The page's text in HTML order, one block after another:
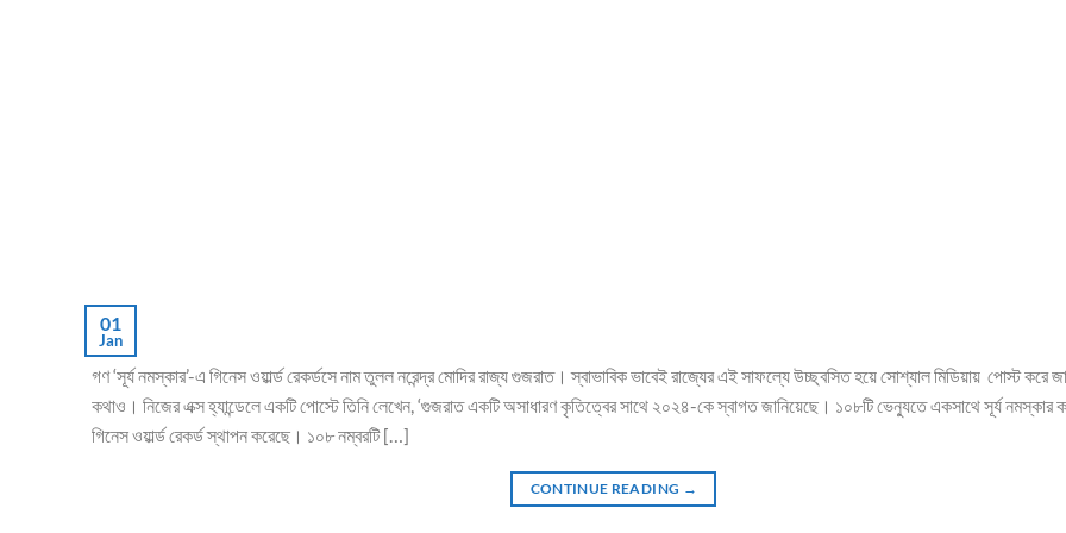
01
Jan
গণ ‘সূর্য নমস্কার’-এ গিনেস ওয়ার্ল্ড রেকর্ডসে নাম তুলল নরেন্দ্র মোদির রাজ্য গুজরাত। স্বাভাবিক ভাবেই রাজ্যের এই সাফল্যে উচ্ছ্বসিত হয়ে সোশ্যাল মিডিয়ায় পোস্ট করে
কথাও। নিজের এক্স হ্যান্ডেলে একটি পোস্টে তিনি লেখেন, ‘গুজরাত একটি অসাধারণ কৃতিত্বের সাথে ২০২৪-কে স্বাগত জানিয়েছে। ১০৮টি ভেন্যুতে একসাথে সূর্য নমস্কার
গিনেস ওয়ার্ল্ড রেকর্ড স্থাপন করেছে। ১০৮ নম্বরটি […]
CONTINUE READING →